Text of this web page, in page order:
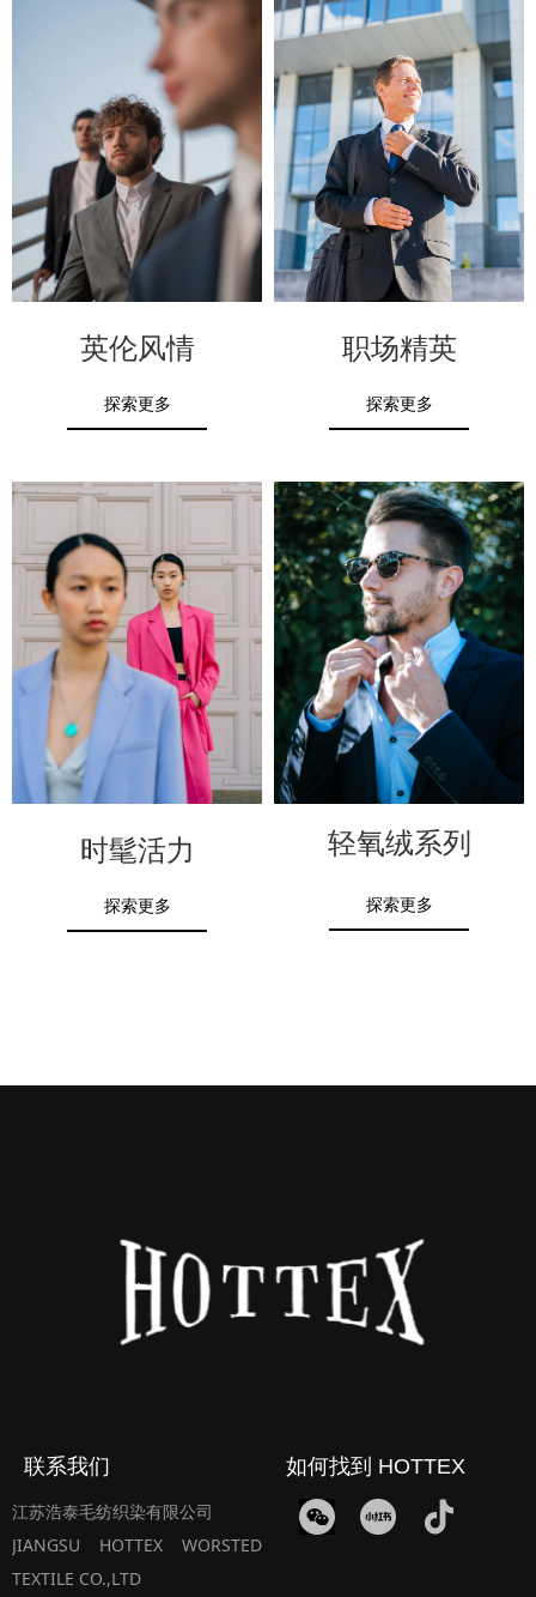
英伦风情
探索更多
职场精英
探索更多
时髦活力
探索更多
轻氧绒系列
探索更多
联系我们
江苏浩泰毛纺织染有限公司
JIANGSU HOTTEX WORSTED
TEXTILE CO.,LTD
如何找到 HOTTEX